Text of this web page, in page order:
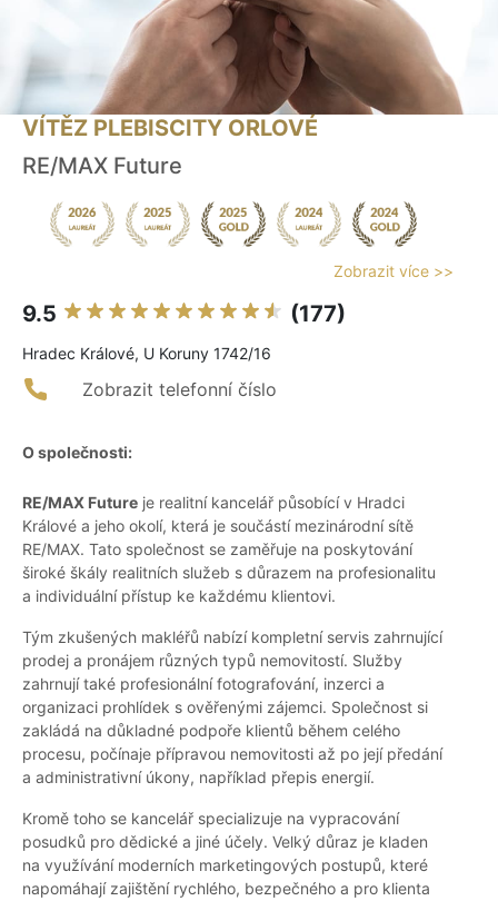
VÍTĚZ PLEBISCITY ORLOVÉ
RE/MAX Future
Zobrazit více >>
9.5 (177)
Hradec Králové, U Koruny 1742/16
Zobrazit telefonní číslo
O společnosti:
RE/MAX Future je realitní kancelář působící v Hradci
Králové a jeho okolí, která je součástí mezinárodní sítě
RE/MAX. Tato společnost se zaměřuje na poskytování
široké škály realitních služeb s důrazem na profesionalitu
a individuální přístup ke každému klientovi.
Tým zkušených makléřů nabízí kompletní servis zahrnující
prodej a pronájem různých typů nemovitostí. Služby
zahrnují také profesionální fotografování, inzerci a
organizaci prohlídek s ověřenými zájemci. Společnost si
zakládá na důkladné podpoře klientů během celého
procesu, počínaje přípravou nemovitosti až po její předání
a administrativní úkony, například přepis energií.
Kromě toho se kancelář specializuje na vypracování
posudků pro dědické a jiné účely. Velký důraz je kladen
na využívání moderních marketingových postupů, které
napomáhají zajištění rychlého, bezpečného a pro klienta